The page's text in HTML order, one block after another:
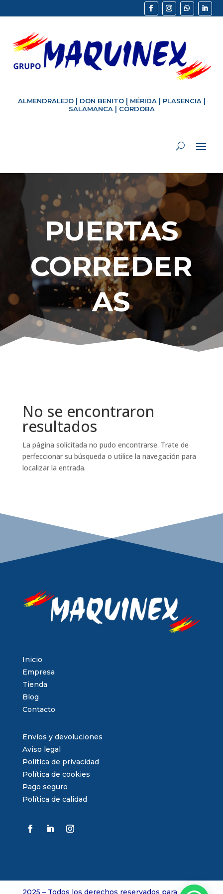
ALMENDRALEJO| DON BENITO| MÉRIDA| PLASENCIA|
SALAMANCA| CÓRDOBA
PUERTAS
CORREDER
AS
No se encontraron
resultados
La página solicitada no pudo encontrarse. Trate de
perfeccionar su búsqueda o utilice la navegación para
localizar la entrada.
Inicio
Empresa
Tienda
Blog
Contacto
Envíos y devoluciones
Aviso legal
Política de privacidad
Política de cookies
Pago seguro
Política de calidad
2025 – Todos los derechos reservados para